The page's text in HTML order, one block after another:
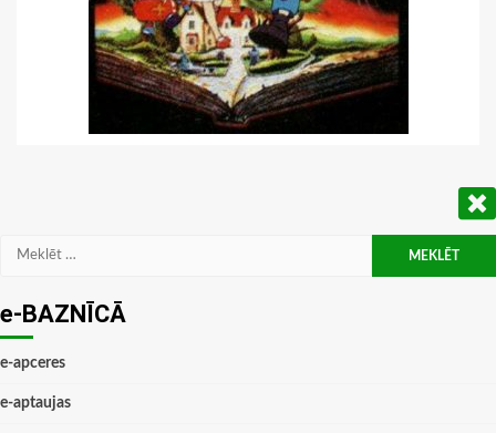
Meklēt:
e-BAZNĪCĀ
e-apceres
e-aptaujas